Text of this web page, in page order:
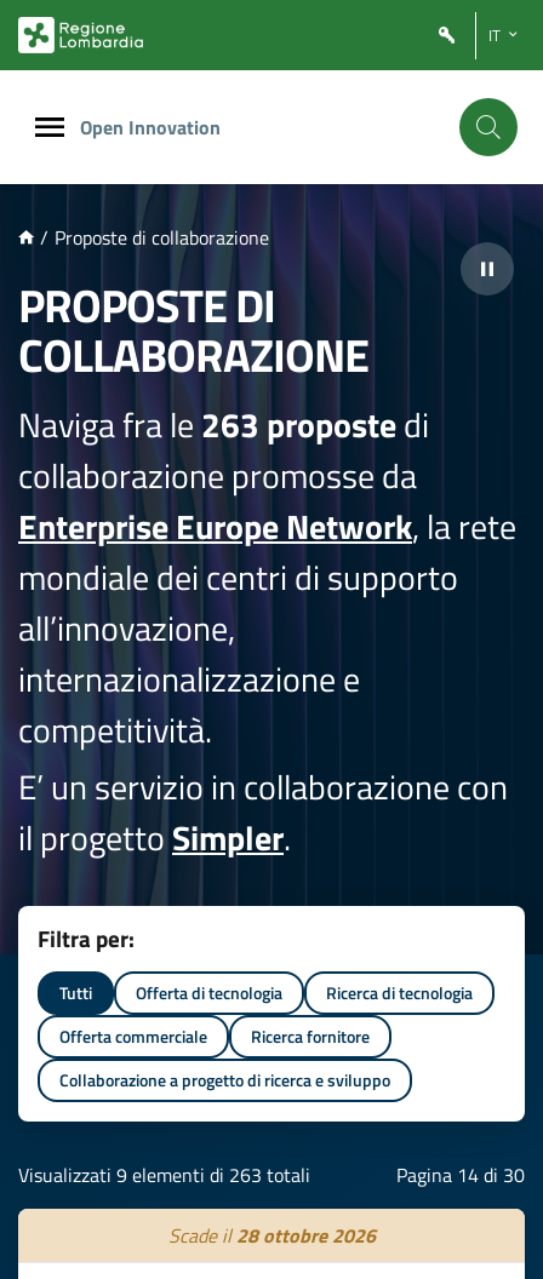
PRINCIPALE
IT
Open Innovation
/ Proposte di collaborazione
PROPOSTE DI
COLLABORAZIONE
Naviga fra le263 propostedi
collaborazione promosse da
Enterprise Europe Network, la rete
mondiale dei centri di supporto
all’innovazione,
internazionalizzazione e
competitività.
E’ un servizio in collaborazione con
il progettoSimpler.
Filtra per:
Tutti Offerta di tecnologia
Ricerca di tecnologia
Offerta commerciale
Ricerca fornitore
Collaborazione a progetto di ricerca e sviluppo
Visualizzati 9 elementi di 263 totali Pagina 14 di 30
Scade il28 ottobre 2026